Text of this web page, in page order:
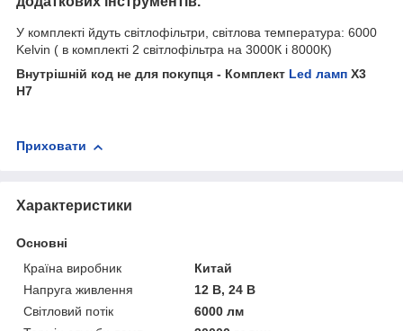
У комплекті йдуть світлофільтри, світлова температура: 6000
Kelvin ( в комплекті 2 світлофільтра на 3000К і 8000К)
Внутрішній код не для покупця - Комплект Led ламп X3
H7
Приховати
Характеристики
Основні
Країна виробник
Китай
Напруга живлення
12 В, 24 В
Світловий потік
6000 лм